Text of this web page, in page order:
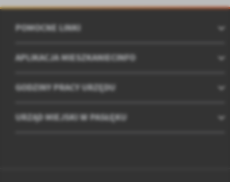
POMOCNE LINKI
APLIKACJA MIESZKANIECINFO
GODZINY PRACY URZĘDU
URZĄD MIEJSKI W PASŁĘKU